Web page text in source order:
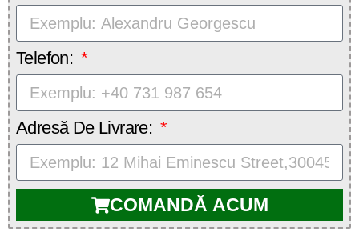
Telefon:
Adresă De Livrare:
COMANDĂ ACUM